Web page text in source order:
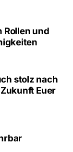
Rollen und
stolz nach
Euer